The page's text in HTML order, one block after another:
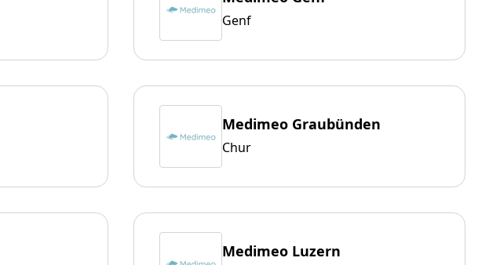
Genf
Medimeo Graubünden
Chur
Medimeo Luzern